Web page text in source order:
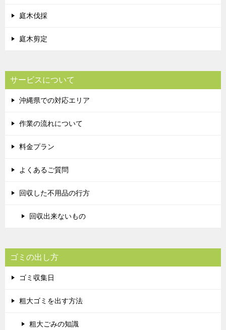
庭木伐採
庭木剪定
サービスについて
沖縄県での対応エリア
作業の流れについて
料金プラン
よくあるご質問
回収した不用品の行方
回収出来ないもの
ゴミの出し方
ゴミ収集日
粗大ゴミを出す方法
粗大ごみの知識